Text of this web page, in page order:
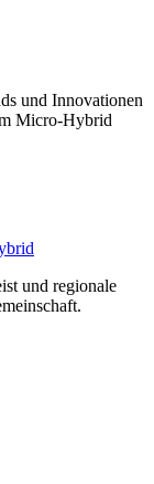
und Innovationen
Micro-Hybrid
und regionale